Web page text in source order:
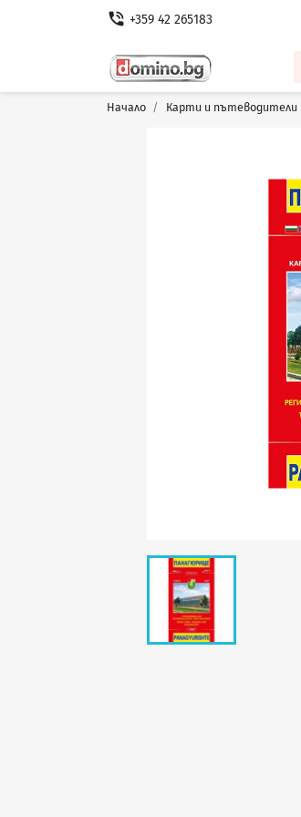
phone_in_talk +359 42 265183
Начало Карти и пътеводители